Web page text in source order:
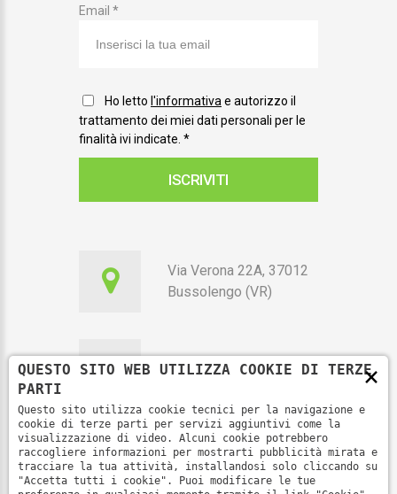
Email *
Ho letto l'informativa e autorizzo il
trattamento dei miei dati personali per le
finalità ivi indicate. *
ISCRIVITI
Via Verona 22A, 37012
Bussolengo (VR)
351 7010115
segreteria@fenoop.it
×
QUESTO SITO WEB UTILIZZA COOKIE DI TERZE
PARTI
Questo sito utilizza cookie tecnici per la navigazione e
cookie di terze parti per servizi aggiuntivi come la
visualizzazione di video. Alcuni cookie potrebbero
raccogliere informazioni per mostrarti pubblicità mirata e
tracciare la tua attività, installandosi solo cliccando su
"Accetta tutti i cookie". Puoi modificare le tue